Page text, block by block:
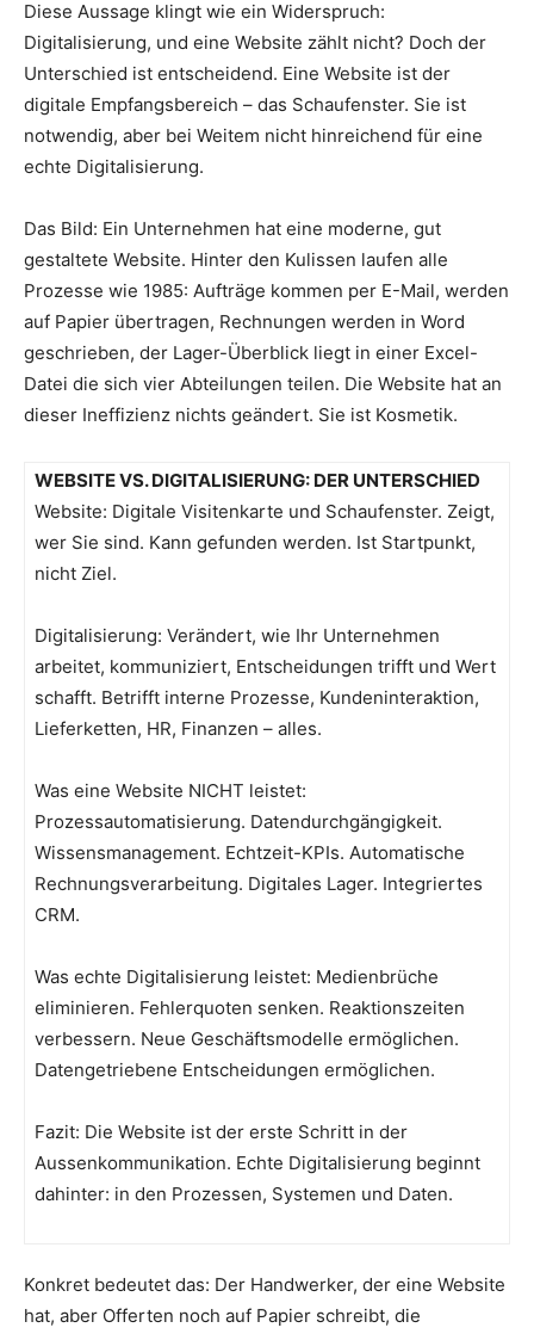
Diese Aussage klingt wie ein Widerspruch:
Digitalisierung, und eine Website zählt nicht? Doch der
Unterschied ist entscheidend. Eine Website ist der
digitale Empfangsbereich – das Schaufenster. Sie ist
notwendig, aber bei Weitem nicht hinreichend für eine
echte Digitalisierung.
Das Bild: Ein Unternehmen hat eine moderne, gut
gestaltete Website. Hinter den Kulissen laufen alle
Prozesse wie 1985: Aufträge kommen per E-Mail, werden
auf Papier übertragen, Rechnungen werden in Word
geschrieben, der Lager-Überblick liegt in einer Excel-
Datei die sich vier Abteilungen teilen. Die Website hat an
dieser Ineffizienz nichts geändert. Sie ist Kosmetik.
WEBSITE VS. DIGITALISIERUNG: DER UNTERSCHIED
Website: Digitale Visitenkarte und Schaufenster. Zeigt,
wer Sie sind. Kann gefunden werden. Ist Startpunkt,
nicht Ziel.
Digitalisierung: Verändert, wie Ihr Unternehmen
arbeitet, kommuniziert, Entscheidungen trifft und Wert
schafft. Betrifft interne Prozesse, Kundeninteraktion,
Lieferketten, HR, Finanzen – alles.
Was eine Website NICHT leistet:
Prozessautomatisierung. Datendurchgängigkeit.
Wissensmanagement. Echtzeit-KPIs. Automatische
Rechnungsverarbeitung. Digitales Lager. Integriertes
CRM.
Was echte Digitalisierung leistet: Medienbrüche
eliminieren. Fehlerquoten senken. Reaktionszeiten
verbessern. Neue Geschäftsmodelle ermöglichen.
Datengetriebene Entscheidungen ermöglichen.
Fazit: Die Website ist der erste Schritt in der
Aussenkommunikation. Echte Digitalisierung beginnt
dahinter: in den Prozessen, Systemen und Daten.
Konkret bedeutet das: Der Handwerker, der eine Website
hat, aber Offerten noch auf Papier schreibt, die